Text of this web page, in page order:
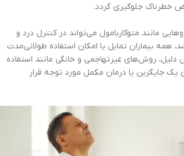
خطرناک جلوگیری گردد.
مانند متوکاربامول می‌تواند در کنترل درد و
همه بیماران تمایل یا امکان استفاده طولانی‌مدت
دلیل، روش‌های غیرتهاجمی و خانگی مانند استفاده
یک جایگزین یا درمان مکمل مورد توجه قرار